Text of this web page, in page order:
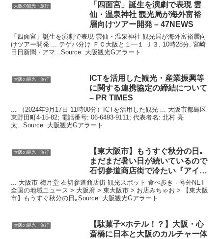
大阪の観光・旅行
「四面宮」誕生を演劇で表現 雲
仙・温泉神社観光局が海外富裕
層向けツアー開発 – 47NEWS
「四面宮」誕生を演劇で表現 雲仙・温泉神社 観光局が海外富裕層向
けツアー開発 ... テゲバ分け ＦＣ大阪と１―１ Ｊ３. 10時28分. 宮崎
日日新聞 · アマ...Source: 大阪観光Gアラート
大阪の観光・旅行 ICTを活用した観光 ・産業振興等
に関する連携協定の締結について
– PR TIMES
... （2024年9月17日 11時00分）ICTを活用した観光 ... 大阪市都島区
東野田町4-15-82; 電話番号: 06-6493-9111; 代表者名: 北村 亮
太...Source: 大阪観光Gアラート
大阪の観光・旅行 【東大阪市】もうすぐ秋分の日｡
まだまだ暑い日が続いているので
石切参道商店街で冷たい『アイス
…
... 大阪市 梅月堂 石切参道商店街 観光スポット 食べ歩き · 号外NET
全国の地域ニュース > 大阪府 > 東大阪市 > お店みちゃお > 【東大阪
市】もうすぐ秋分の日｡Source: 大阪観光Gアラート
大阪の観光・旅行 【駄菓子×ホテル！？】 大阪 ・心
斎橋に日本と大阪のカルチャー体